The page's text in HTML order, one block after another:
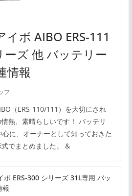
イボ AIBO ERS-111
ーズ 他 バッテリー
情報
フ
（ERS-110/111）を大切にされ
熱、素晴らしいです！ バッテリ
に、オーナーとして知っておきた
でまとめました。 &
ボ ERS-300 シリーズ 31L専用 バッ
報